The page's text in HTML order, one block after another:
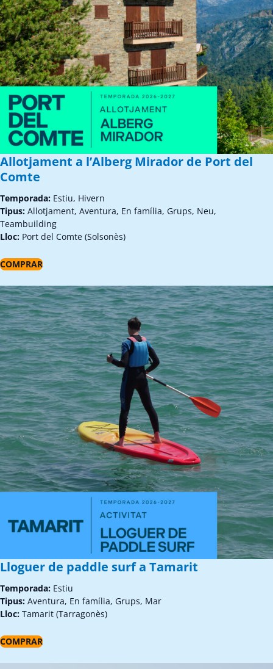
Allotjament a l’Alberg Mirador de Port del
Comte
Temporada: Estiu, Hivern
Tipus: Allotjament, Aventura, En família, Grups, Neu,
Teambuilding
Lloc: Port del Comte (Solsonès)
COMPRAR
Lloguer de paddle surf a Tamarit
Temporada: Estiu
Tipus: Aventura, En família, Grups, Mar
Lloc: Tamarit (Tarragonès)
COMPRAR